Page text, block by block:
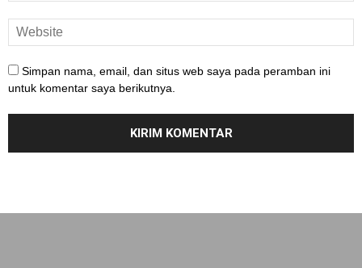
Simpan nama, email, dan situs web saya pada peramban ini
untuk komentar saya berikutnya.